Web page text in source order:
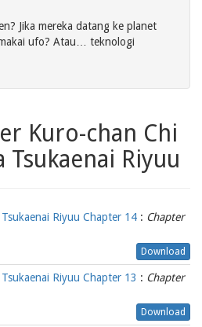
Jika mereka datang ke planet
ufo? Atau… teknologi
Kuro-chan Chi
Riyuu
Riyuu Chapter 14 : Chapter
Download
Riyuu Chapter 13 : Chapter
Download